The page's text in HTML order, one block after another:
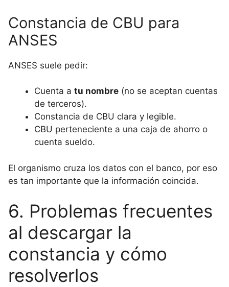
Constancia de CBU para
ANSES
ANSES suele pedir:
Cuenta a tu nombre (no se aceptan cuentas
de terceros).
Constancia de CBU clara y legible.
CBU perteneciente a una caja de ahorro o
cuenta sueldo.
El organismo cruza los datos con el banco, por eso
es tan importante que la información coincida.
6. Problemas frecuentes
al descargar la
constancia y cómo
resolverlos